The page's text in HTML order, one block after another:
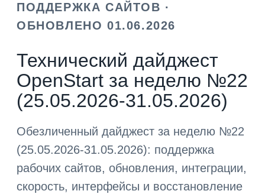
ПОДДЕРЖКА САЙТОВ ·
ОБНОВЛЕНО 01.06.2026
Технический дайджест
OpenStart за неделю №22
(25.05.2026-31.05.2026)
Обезличенный дайджест за неделю №22
(25.05.2026-31.05.2026): поддержка
рабочих сайтов, обновления, интеграции,
скорость, интерфейсы и восстановление